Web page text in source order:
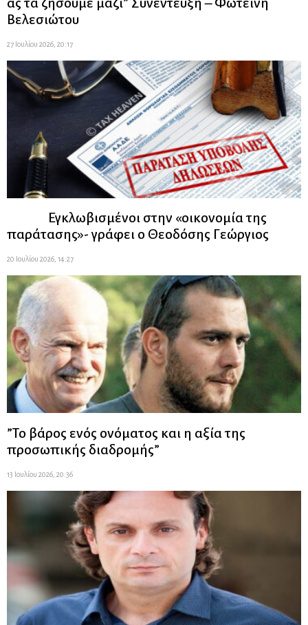
Βελεσιώτου
27 Ιουλίου 2026, 20:17
Εγκλωβισμένοι στην «οικονομία της
παράτασης»- γράφει ο Θεοδόσης Γεώργιος
20 Ιουλίου 2026, 14:27
”Το βάρος ενός ονόματος και η αξία της
προσωπικής διαδρομής”
13 Ιουλίου 2026, 20:36